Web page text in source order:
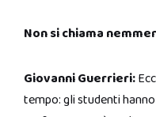
Non si chiama
Giovanni Guerrieri:
tempo: gli studenti